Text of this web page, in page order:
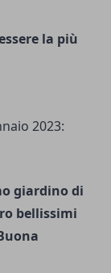
la più
giardino di
bellissimi